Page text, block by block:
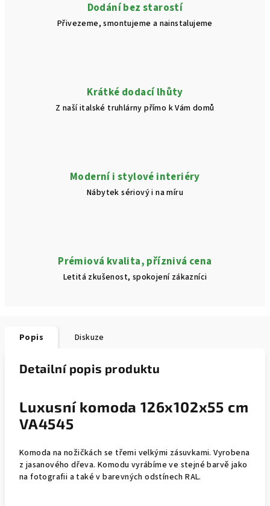
Dodání bez starostí
Přivezeme, smontujeme a nainstalujeme
Krátké dodací lhůty
Z naší italské truhlárny přímo k Vám domů
Moderní i stylové interiéry
Nábytek sériový i na míru
Prémiová kvalita, příznivá cena
Letitá zkušenost, spokojení zákazníci
Popis Diskuze
Detailní popis produktu
Luxusní komoda 126x102x55 cm
VA4545
Komoda na nožičkách se třemi velkými zásuvkami. Vyrobena
z jasanového dřeva. Komodu vyrábíme ve stejné barvě jako
na fotografii a také v barevných odstínech RAL.